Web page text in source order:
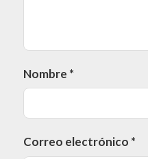
Nombre *
Correo electrónico *